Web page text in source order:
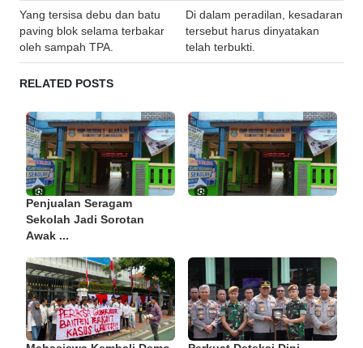
Post
navigation
Yang tersisa debu dan batu
paving blok selama terbakar
oleh sampah TPA.
Di dalam peradilan, kesadaran
tersebut harus dinyatakan
telah terbukti.
RELATED POSTS
Penjualan Seragam
Sekolah Jadi Sorotan
Awak ...